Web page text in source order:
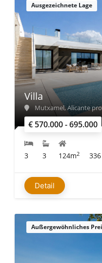
Ausgezeichnete Lage
€ 570.000 - 695.000
Villa
Mutxamel, Alicante
3 3 124m2
Detail
Außergewöhnliches